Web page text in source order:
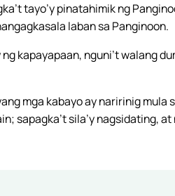
tayo’y pinatahimik ng
laban sa Panginoon.
kapayapaan, nguni’t walang
mga kabayo ay naririnig
sapagka’t sila’y nagsidating,